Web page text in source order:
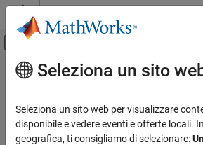
Vai al contenuto
Attiva/disattiva menu di
Pagina iniziale della documentazione
Contenuto principale
Seleziona un sito
Seleziona un sito web per visualizzare
disponibile e vedere eventi e offerte locali.
geografica, ti consigliamo di selezionare: